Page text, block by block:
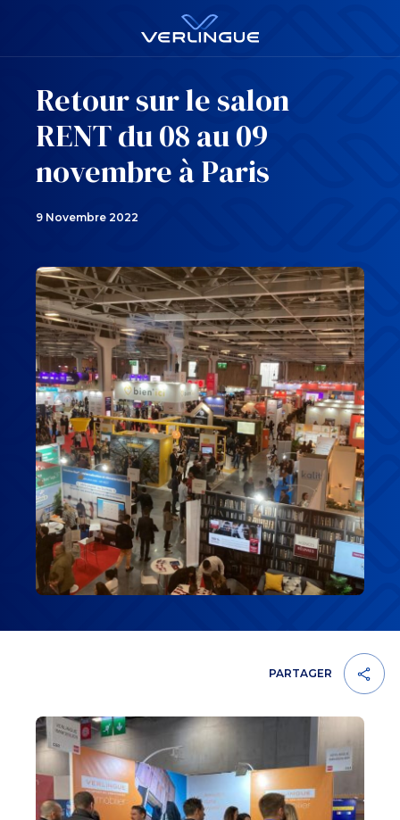
Retour sur le salon
RENT du 08 au 09
novembre à Paris
9 Novembre 2022
PARTAGER